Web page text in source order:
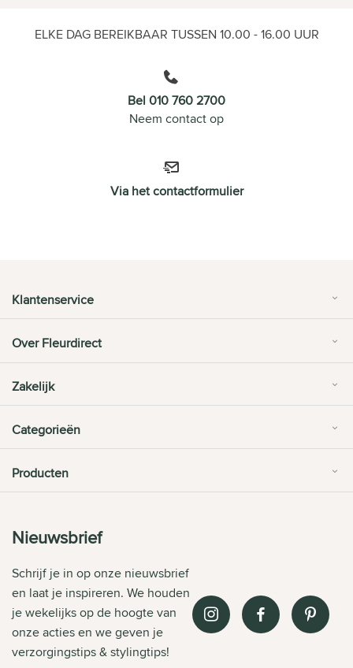
ELKE DAG BEREIKBAAR TUSSEN 10.00 - 16.00 UUR
Bel 010 760 2700
Neem contact op
Via het contactformulier
Klantenservice
Over Fleurdirect
Zakelijk
Categorieën
Producten
Nieuwsbrief
Schrijf je in op onze nieuwsbrief
en laat je inspireren. We houden
je wekelijks op de hoogte van
onze acties en we geven je
verzorgingstips & stylingtips!